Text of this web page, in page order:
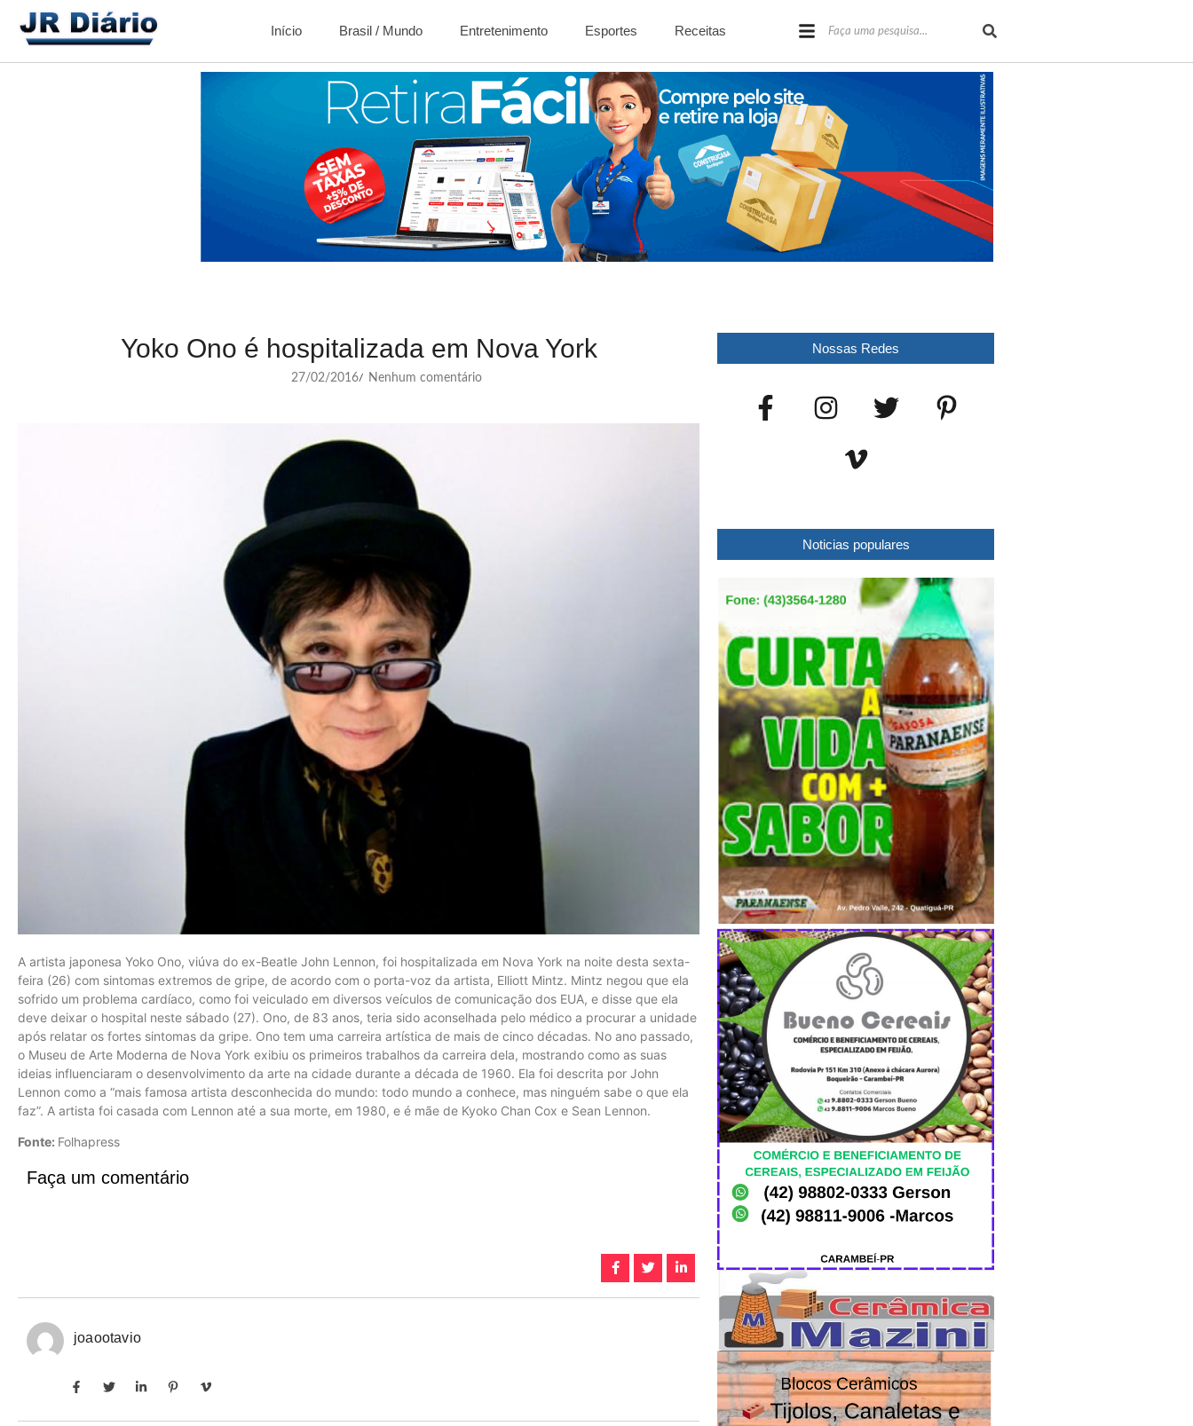
Início Brasil / Mundo Entretenimento Esportes Receitas
Yoko Ono é hospitalizada em Nova York
27/02/2016/ Nenhum comentário
A artista japonesa Yoko Ono, viúva do ex-Beatle John Lennon, foi hospitalizada em Nova York na noite desta sexta-
feira (26) com sintomas extremos de gripe, de acordo com o porta-voz da artista, Elliott Mintz. Mintz negou que ela
sofrido um problema cardíaco, como foi veiculado em diversos veículos de comunicação dos EUA, e disse que ela
deve deixar o hospital neste sábado (27). Ono, de 83 anos, teria sido aconselhada pelo médico a procurar a unidade
após relatar os fortes sintomas da gripe. Ono tem uma carreira artística de mais de cinco décadas. No ano passado,
o Museu de Arte Moderna de Nova York exibiu os primeiros trabalhos da carreira dela, mostrando como as suas
ideias influenciaram o desenvolvimento da arte na cidade durante a década de 1960. Ela foi descrita por John
Lennon como a “mais famosa artista desconhecida do mundo: todo mundo a conhece, mas ninguém sabe o que ela
faz”. A artista foi casada com Lennon até a sua morte, em 1980, e é mãe de Kyoko Chan Cox e Sean Lennon.
Fonte: Folhapress
Faça um comentário
joaootavio
Nossas Redes
Noticias populares